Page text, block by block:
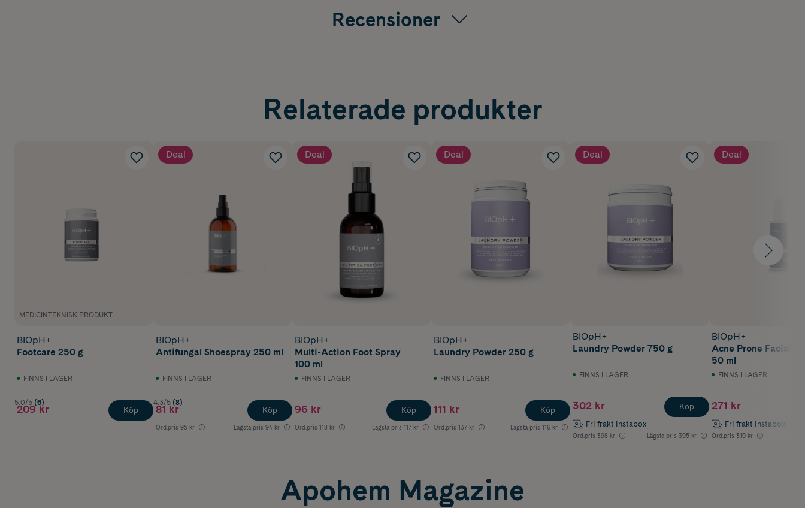
Recensioner
Relaterade produkter
MEDICINTEKNISK PRODUKT
BIOpH+
Footcare 250 g
FINNS I LAGER
5.0/5 (6)
209 kr Köp
Deal
BIOpH+
Antifungal Shoespray 250 ml
FINNS I LAGER
4.3/5 (8)
81 kr
Ord.pris 95 kr Lägsta pris 94 kr
Köp
Deal
BIOpH+
Multi-Action Foot Spray
100 ml
FINNS I LAGER
96 kr
Ord.pris 118 kr Lägsta pris 117 kr
Köp
Deal
BIOpH+
Laundry Powder 250 g
FINNS I LAGER
111 kr
Ord.pris 137 kr Lägsta pris 116 kr
Köp
Deal
BIOpH+
Laundry Powder 750 g
FINNS I LAGER
302 kr
Fri frakt Instabox
Ord.pris 398 kr Lägsta pris 395 kr
Köp
Deal
BIOpH+
Acne Prone Facial
50 ml
FINNS I LAGER
271 kr
Fri frakt Instabox
Ord.pris 319 kr
Apohem Magazine